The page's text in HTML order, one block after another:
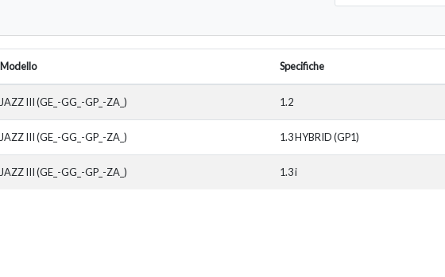
Modello Specifiche
JAZZ III (GE_-GG_-GP_-ZA_) 1.2
JAZZ III (GE_-GG_-GP_-ZA_) 1.3 HYBRID (GP1)
JAZZ III (GE_-GG_-GP_-ZA_) 1.3 i